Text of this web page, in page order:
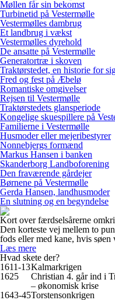
Møllen får sin bekomst
Turbinetid på Vestermølle
Vestermølles dambrug
Et landbrug i vækst
Vestermølles dyrehold
De ansatte på Vestermølle
Generatortræ i skoven
Traktørstedet, en historie for
Fred og fest på Æbelø
Romantiske omgivelser
Rejsen til Vestermølle
Traktørstedets glansperiode
Kongelige skuespillere på
Familierne i Vestermølle
Husmoder eller mejeribestyrer
Nonnebjergs formænd
Markus Hansen i banken
Skanderborg Landboforening
Den fraværende gårdejer
Børnene på Vestermølle
Gerda Hansen, landhusmoder
En slutning og en begyndelse
Kort over færdselsårerne
Den korteste vej mellem to
fods eller med kane, hvis
Læs mere
Hvad skete der?
1611-13Kalmarkrigen
1625
Christian 4. går ind i
– økonomisk krise
1643-45Torstensonkrigen